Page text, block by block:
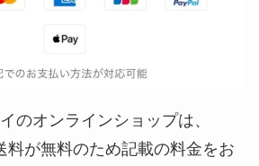
のオンラインショップは、
料が無料のため記載の料金をお